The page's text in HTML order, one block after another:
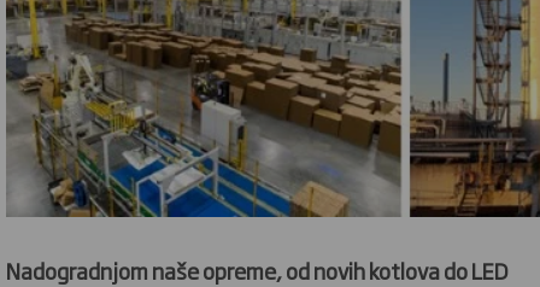
Nadogradnjom naše opreme, od novih kotlova do LED